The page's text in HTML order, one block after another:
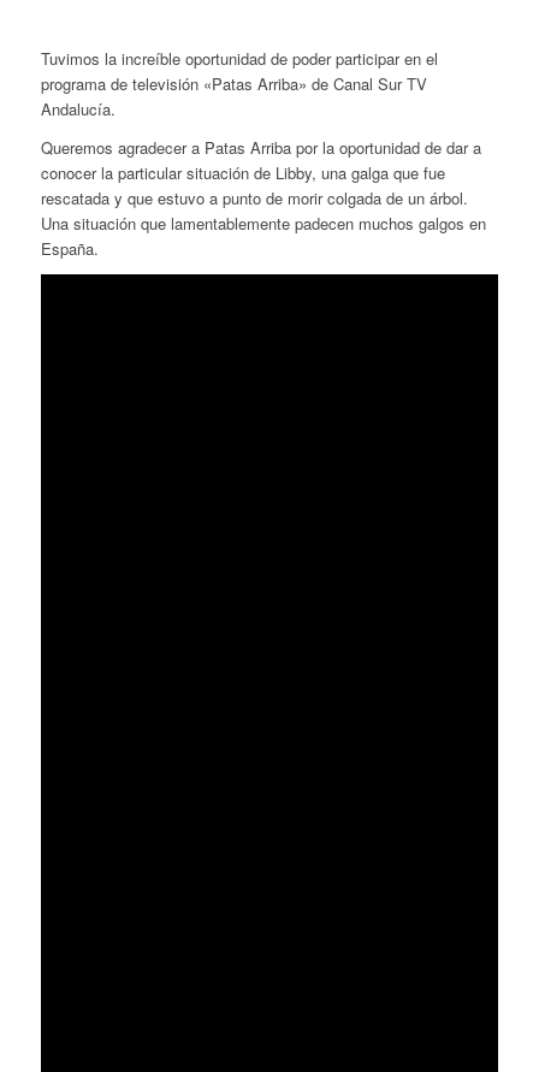
Tuvimos la increíble oportunidad de poder participar en el
programa de televisión «Patas Arriba» de Canal Sur TV
Andalucía.
Queremos agradecer a Patas Arriba por la oportunidad de dar a
conocer la particular situación de Libby, una galga que fue
rescatada y que estuvo a punto de morir colgada de un árbol.
Una situación que lamentablemente padecen muchos galgos en
España.